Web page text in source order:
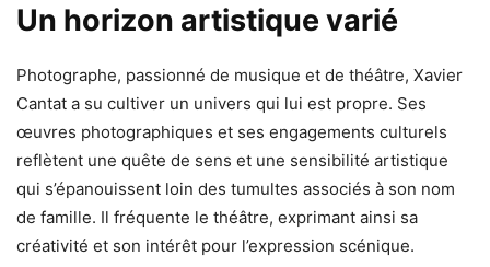
Un horizon artistique varié
Photographe, passionné de musique et de théâtre, Xavier
Cantat a su cultiver un univers qui lui est propre. Ses
œuvres photographiques et ses engagements culturels
reflètent une quête de sens et une sensibilité artistique
qui s’épanouissent loin des tumultes associés à son nom
de famille. Il fréquente le théâtre, exprimant ainsi sa
créativité et son intérêt pour l’expression scénique.